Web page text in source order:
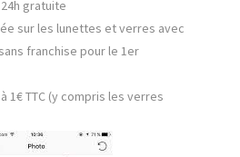
gratuite
sur les lunettes et verres avec
franchise pour le 1er
1€ TTC (y compris les verres